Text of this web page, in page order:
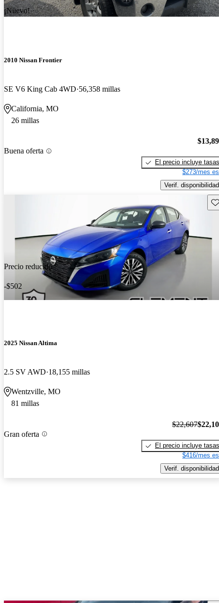
¡Nuevo!
2010 Nissan Frontier
SE V6 King Cab 4WD 56,358 millas
California, MO
26 millas
Buena oferta
El precio incluye tasas
$273/mes
Verif. disponibilidad
Precio reducido
-$502
2025 Nissan Altima
2.5 SV AWD 18,155 millas
Wentzville, MO
81 millas
Gran oferta
$22,607
El precio incluye tasas
$416/mes
Verif. disponibilidad